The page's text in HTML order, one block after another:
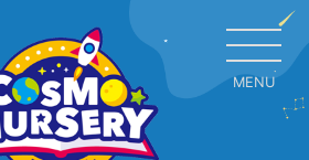
MENU